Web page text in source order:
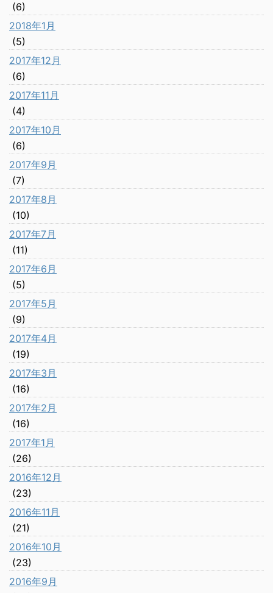
(6)
2018年1月
(5)
2017年12月
(6)
2017年11月
(4)
2017年10月
(6)
2017年9月
(7)
2017年8月
(10)
2017年7月
(11)
2017年6月
(5)
2017年5月
(9)
2017年4月
(19)
2017年3月
(16)
2017年2月
(16)
2017年1月
(26)
2016年12月
(23)
2016年11月
(21)
2016年10月
(23)
2016年9月